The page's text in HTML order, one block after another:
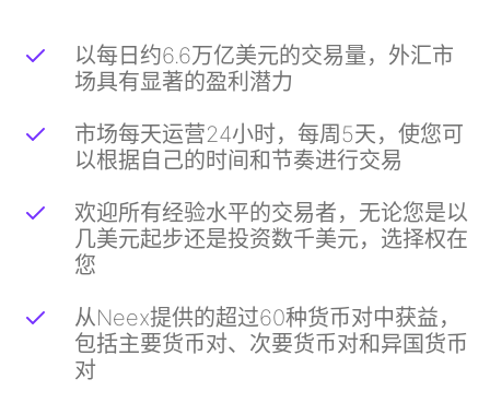
以每日约6.6万亿美元的交易量，外汇市
场具有显著的盈利潜力
市场每天运营24小时，每周5天，使您可
以根据自己的时间和节奏进行交易
欢迎所有经验水平的交易者，无论您是以
几美元起步还是投资数千美元，选择权在
您
从Neex提供的超过60种货币对中获益，
包括主要货币对、次要货币对和异国货币
对